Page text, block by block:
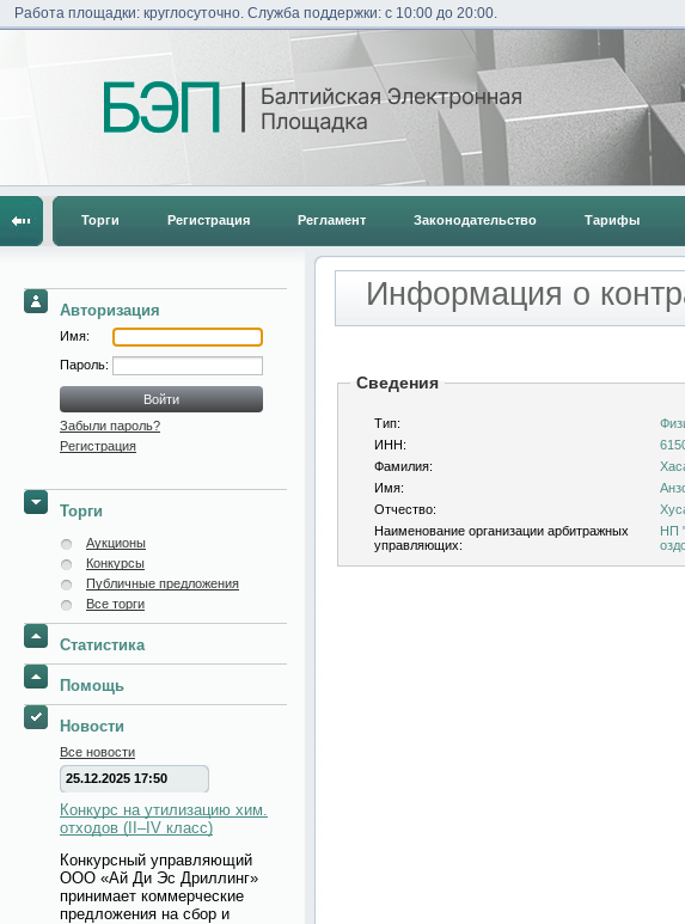
Работа площадки: круглосуточно. Служба поддержки: с 10:00 до 20:00.
Торги Регистрация Регламент Законодательство Тарифы
Авторизация
Имя:
Пароль:
Забыли пароль?
Регистрация
Торги
Аукционы
Конкурсы
Публичные предложения
Все торги
Статистика
Помощь
Новости
Все новости
25.12.2025 17:50
Конкурс на утилизацию хим.
отходов (II–IV класс)
Конкурсный управляющий
ООО «Ай Ди Эс Дриллинг»
принимает коммерческие
предложения на сбор и
Информация о
Сведения
Тип:
ИНН:
Фамилия:
Имя:
Отчество:
Наименование организации арбитражных
управляющих:
НП